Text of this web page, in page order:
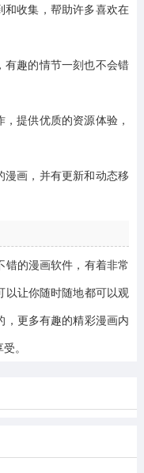
和收集，帮助许多喜欢在
趣的情节一刻也不会错
提供优质的资源体验，
画，并有更新和动态移
的漫画软件，有着非常
以让你随时随地都可以观
更多有趣的精彩漫画内
。